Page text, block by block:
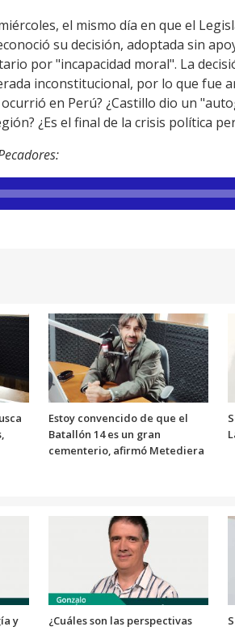
el mismo día en que el
su decisión, adoptada sin
por "incapacidad moral". La
inconstitucional, por lo que fue
en Perú? ¿Castillo dio un
¿Es el final de la crisis política
Estoy convencido de que el
Batallón 14 es un gran
cementerio, afirmó Metediera
y
¿Cuáles son las perspectivas